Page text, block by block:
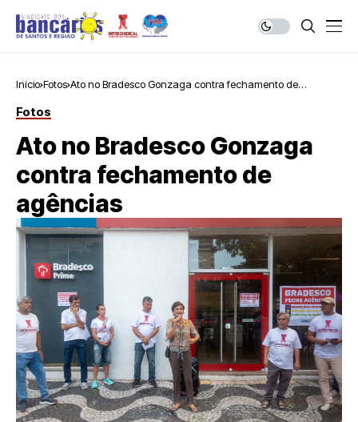
Início Fotos Ato no Bradesco Gonzaga contra fechamento de
Fotos
Ato no Bradesco Gonzaga
contra fechamento de
agências